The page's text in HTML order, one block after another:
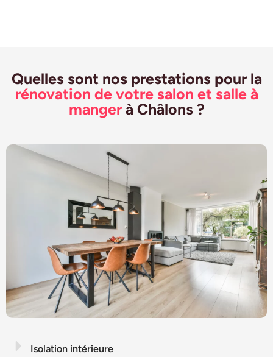
Quelles sont nos prestations pour la
rénovation de votre salon et salle à
mangerà Châlons ?
Isolation intérieure